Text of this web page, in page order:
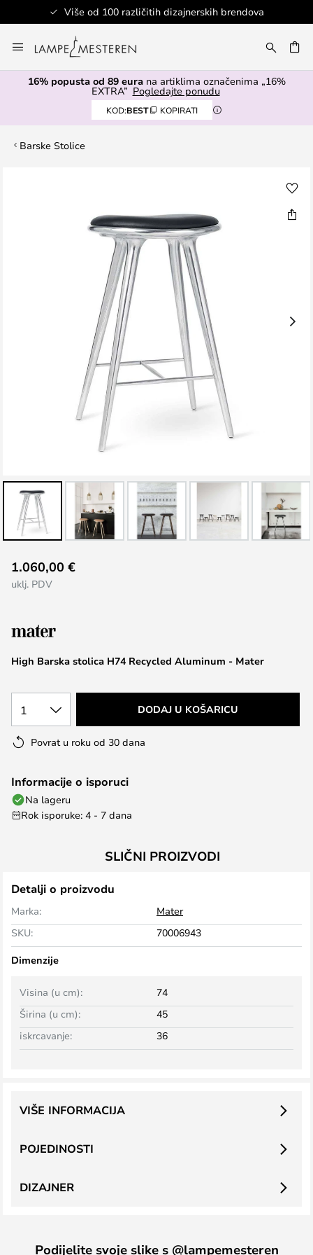
Više od 100 različitih dizajnerskih brendova
to
Content
16% popusta od 89 eurana artiklima označenima „16%
EXTRA” Pogledajte ponudu
KOD:BEST KOPIRATI
Barske Stolice
to
the
the
images
High Barska stolica H74 Recycled Aluminum - Mater
1.060,00 €
uklj. PDV
1 DODAJ U KOŠARICU
Povrat u roku od 30 dana
Informacije o isporuci
Na lageru
Rok isporuke: 4 - 7 dana
SLIČNI PROIZVODI
Detalji o proizvodu
Marka:
Mater
SKU:
70006943
Dimenzije
Širina (u cm): 45
Visina (u cm): 74
iskrcavanje: 36
POJEDINOSTI
VIŠE INFORMACIJA
DIZAJNER
Podijelite svoje slike s @lampemesteren